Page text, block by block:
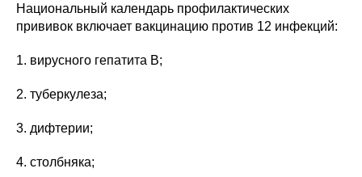
Национальный календарь профилактических
прививок включает вакцинацию против 12 инфекций:
1. вирусного гепатита В;
2. туберкулеза;
3. дифтерии;
4. столбняка;